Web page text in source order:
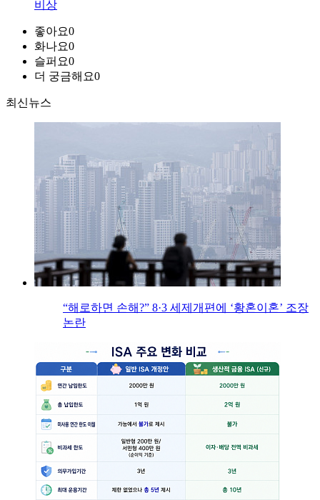
비상
좋아요0
화나요0
슬퍼요0
더 궁금해요0
최신뉴스
“해로하면 손해?” 8·3 세제개편에 ‘황혼이혼’ 조장
논란